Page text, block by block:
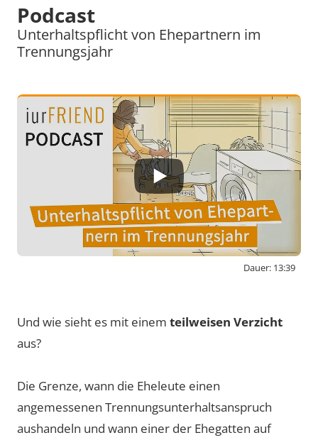
transmit data to this third party.
Video laden
Dauer: 13:39
Podcast
Unterhaltspflicht von Ehepartnern im
Trennungsjahr
Und wie sieht es mit einem teilweisen Verzicht
aus?
Die Grenze, wann die Eheleute einen
angemessenen Trennungsunterhaltsanspruch
aushandeln und wann einer der Ehegatten auf